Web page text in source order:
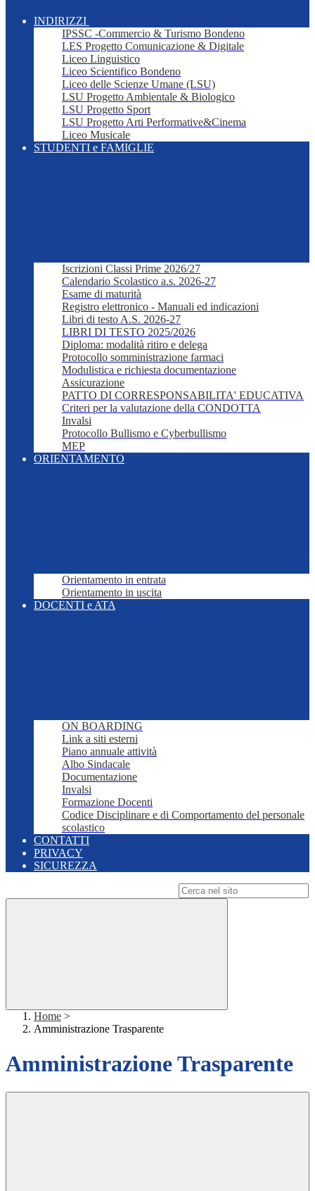
INDIRIZZI
IPSSC -Commercio & Turismo Bondeno
LES Progetto Comunicazione & Digitale
Liceo Linguistico
Liceo Scientifico Bondeno
Liceo delle Scienze Umane (LSU)
LSU Progetto Ambientale & Biologico
LSU Progetto Sport
LSU Progetto Arti Performative&Cinema
Liceo Musicale
STUDENTI e FAMIGLIE
Iscrizioni Classi Prime 2026/27
Calendario Scolastico a.s. 2026-27
Esame di maturità
Registro elettronico - Manuali ed indicazioni
Libri di testo A.S. 2026-27
LIBRI DI TESTO 2025/2026
Diploma: modalità ritiro e delega
Protocollo somministrazione farmaci
Modulistica e richiesta documentazione
Assicurazione
PATTO DI CORRESPONSABILITA' EDUCATIVA
Criteri per la valutazione della CONDOTTA
Invalsi
Protocollo Bullismo e Cyberbullismo
MEP
ORIENTAMENTO
Orientamento in entrata
Orientamento in uscita
DOCENTI e ATA
ON BOARDING
Link a siti esterni
Piano annuale attività
Albo Sindacale
Documentazione
Invalsi
Formazione Docenti
Codice Disciplinare e di Comportamento del personale
scolastico
CONTATTI
PRIVACY
SICUREZZA
Home >
Amministrazione Trasparente
Amministrazione Trasparente